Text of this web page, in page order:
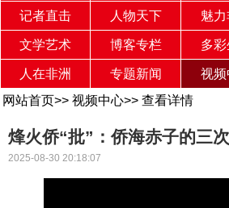
记者直击 人物天下 魅力
文学艺术 博客专栏 多
人在非洲 专题新闻 视频
网站首页>> 视频中心>> 查看详情
烽火侨“批”：侨海赤子的三
2025-08-30 20:18:07